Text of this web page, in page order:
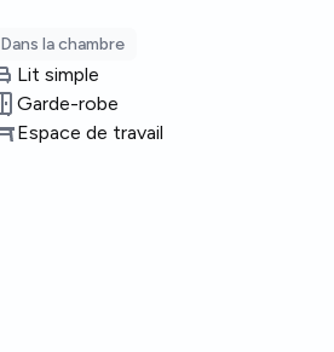
Dans la chambre
Lit simple
Garde-robe
Espace de travail